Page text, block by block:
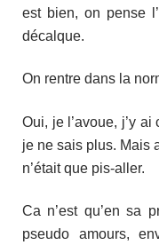
est bien, on pense
décalque.
On rentre dans la
Oui, je l’avoue, j’y
je ne sais plus. Mais
n’était que pis-aller.
Ca n’est qu’en sa
pseudo amours,